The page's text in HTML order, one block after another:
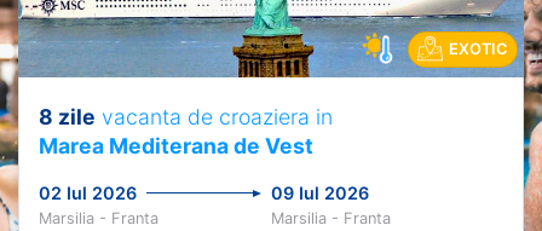
EXOTIC
8 zile vacanta de croaziera in
Marea Mediterana de Vest
02 Iul 2026 09 Iul 2026
Marsilia - Franta Marsilia - Franta